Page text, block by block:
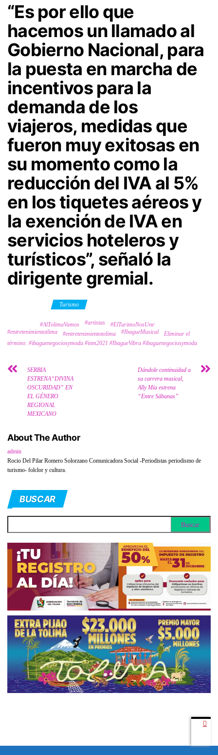
“Es por ello que
hacemos un llamado al
Gobierno Nacional, para
la puesta en marcha de
incentivos para la
demanda de los
viajeros, medidas que
fueron muy exitosas en
su momento como la
reducción del IVA al 5%
en los tiquetes aéreos y
la exención de IVA en
servicios hoteleros y
turísticos”, señaló la
dirigente gremial.
Turismo
#AlTolimaVamos #artistas
#ElTurimoNosUne
#entretenimientotlima
#entretenimientotolima #IbagueMusical
Eliminar el
término: #ibaguenegociosymoda #inm2021 #IbagueVibra #ibaguenegociosymoda
SERBIA
ESTRENA“DIVINA
OSCURIDAD” EN
EL GÉNERO
REGIONAL
MEXICANO
Dándole continuidad a
su carrera musical,
Ally Mía estrena
“Entre Sábanas”
About The Author
admin
Rocio Del Pilar Romero Solorzano Comunicadora Social -Periodistas periodismo de
turismo- folclor y cultura.
BUSCAR